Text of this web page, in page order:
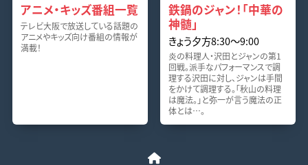
アニメ・キッズ番組一覧
テレビ大阪で放送している話題の
アニメやキッズ向け番組の情報が
満載！
鉄鍋のジャン！「中華の
神髄」
きょう夕方8:30〜9:00
炎の料理人・沢田とジャンの第1
回戦。派手なパフォーマンスで調
理する沢田に対し、ジャンは手間
をかけて調理する。「秋山の料理
は魔法。」と弥一が言う魔法の正
体とは…。